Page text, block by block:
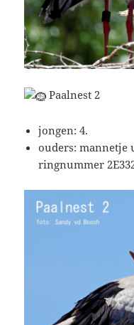
Paalnest 2
jongen: 4.
ouders: mannetje
ringnummer